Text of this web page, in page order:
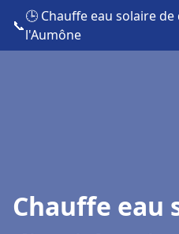
📞
🕒 Chauffe eau solaire
l'Aumône
Chauffe eau